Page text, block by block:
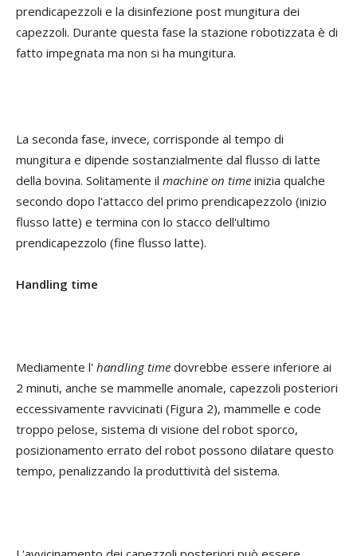
prendicapezzoli e la disinfezione post mungitura dei
capezzoli. Durante questa fase la stazione robotizzata è di
fatto impegnata ma non si ha mungitura.
La seconda fase, invece, corrisponde al tempo di
mungitura e dipende sostanzialmente dal flusso di latte
della bovina. Solitamente il machine on time inizia qualche
secondo dopo l'attacco del primo prendicapezzolo (inizio
flusso latte) e termina con lo stacco dell'ultimo
prendicapezzolo (fine flusso latte).
Handling time
Mediamente l' handling time dovrebbe essere inferiore ai
2 minuti, anche se mammelle anomale, capezzoli posteriori
eccessivamente ravvicinati (Figura 2), mammelle e code
troppo pelose, sistema di visione del robot sporco,
posizionamento errato del robot possono dilatare questo
tempo, penalizzando la produttività del sistema.